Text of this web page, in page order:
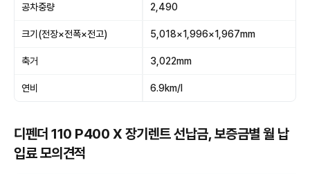
공차중량 2,490
크기(전장×전폭×전고) 5,018×1,996×1,967mm
축거 3,022mm
연비 6.9km/l
디펜더 110 P400 X 장기렌트 선납금, 보증금별 월 납
입료 모의견적